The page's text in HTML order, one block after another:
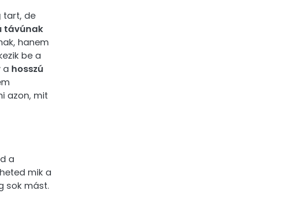
tart, de
távúnak
hanem
be a
a hosszú
azon, mit
a
mik a
sok mást.